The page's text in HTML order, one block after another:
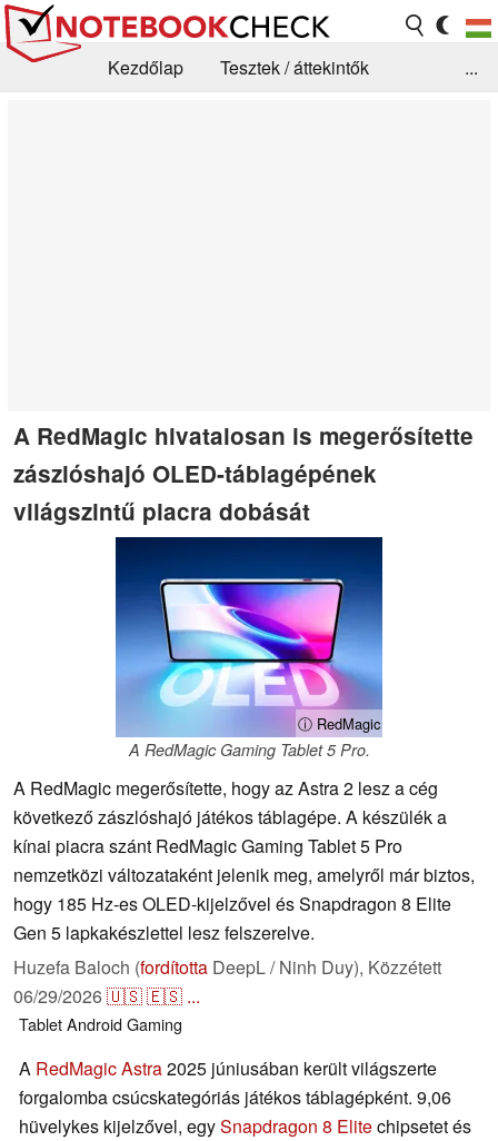
Kezdőlap
Tesztek / áttekintők
...
A RedMagic hivatalosan is megerősítette
zászlóshajó OLED-táblagépének
világszintű piacra dobását
ⓘ RedMagic
A RedMagic Gaming Tablet 5 Pro.
A RedMagic megerősítette, hogy az Astra 2 lesz a cég
következő zászlóshajó játékos táblagépe. A készülék a
kínai piacra szánt RedMagic Gaming Tablet 5 Pro
nemzetközi változataként jelenik meg, amelyről már biztos,
hogy 185 Hz-es OLED-kijelzővel és Snapdragon 8 Elite
Gen 5 lapkakészlettel lesz felszerelve.
Huzefa Baloch (fordította DeepL / Ninh Duy), Közzétett
06/29/2026🇺🇸🇪🇸 ...
TabletAndroidGaming
A RedMagic Astra2025 júniusában került világszerte
forgalomba csúcskategóriás játékos táblagépként. 9,06
hüvelykes kijelzővel, egySnapdragon 8 Elitechipsetet és